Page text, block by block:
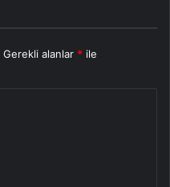
Gerekli alanlar * ile